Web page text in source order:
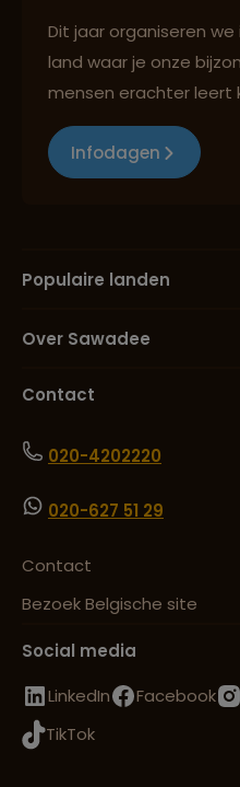
Dit jaar organiseren
land waar je onze
mensen erachter leert
Infodagen
Populaire landen
Over Sawadee
Contact
020-4202220
020-627 51 29
Contact
Bezoek Belgische site
Social media
LinkedIn
Facebook
TikTok